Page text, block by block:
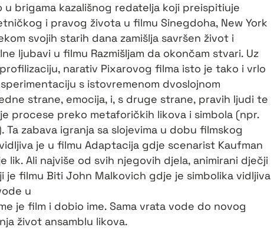
u brigama kazališnog redatelja koji preispitiuje
i pravog života u filmu Sinegdoha, New York
svojih starih dana zamišlja savršen život i
ljubavi u filmu Razmišljam da okončam stvari. Uz
narativ Pixarovog filma isto je tako i vrlo
s istovremenom dvoslojnom
strane, emocija, i, s druge strane, pravih ljudi te
procese preko metaforičkih likova i simbola (npr.
Ta zabava igranja sa slojevima u dobu filmskog
je u filmu Adaptacija gdje scenarist Kaufman
lik. Ali najviše od svih njegovih djela, animirani dječji
je filmu Biti John Malkovich gdje je simbolika vidljiva
u
je film i dobio ime. Sama vrata vode do novog
život ansamblu likova.